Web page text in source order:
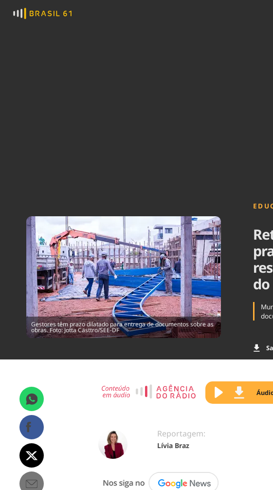
Gestores têm prazo dilatado para entrega de documentos sobre as
obras. Foto: Jotta Casttro/SEE-DF
do
Reportagem:
Lívia Braz